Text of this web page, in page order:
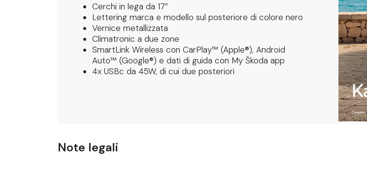
Cerchi in lega da 17”
Lettering marca e modello sul posteriore di colore nero
Vernice metallizzata
Climatronic a due zone
SmartLink Wireless con CarPlay™ (Apple®), Android
Auto™ (Google®) e dati di guida con My Škoda app
4x USBc da 45W, di cui due posteriori
Note legali